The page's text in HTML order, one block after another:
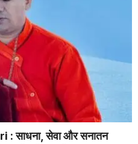
साधना, सेवा और सनातन